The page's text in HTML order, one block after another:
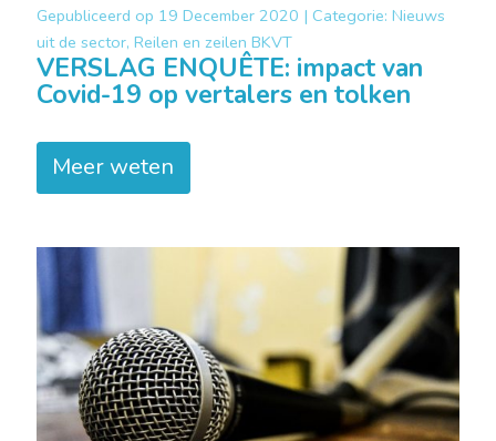
Gepubliceerd op 19 December 2020 | Categorie: Nieuws
uit de sector, Reilen en zeilen BKVT
VERSLAG ENQUÊTE: impact van
Covid-19 op vertalers en tolken
Meer weten